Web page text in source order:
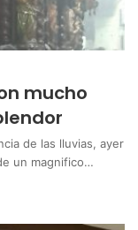
mucho
de las lluvias, ayer
un magnifico…